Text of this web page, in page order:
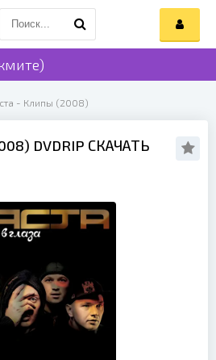
- Клипы (2008)
) DVDRIP СКАЧАТЬ